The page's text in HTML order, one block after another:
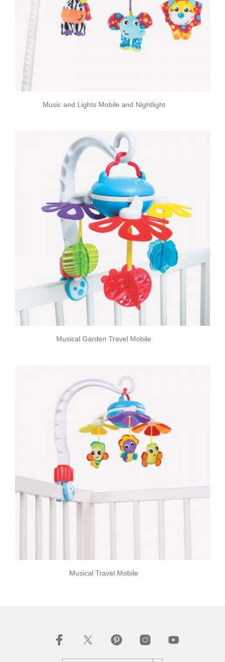
Music and Lights Mobile and Nightlight
Musical Garden Travel Mobile
Musical Travel Mobile